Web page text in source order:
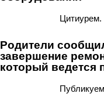
Цитиурем.
Родители
завершение
который ведется